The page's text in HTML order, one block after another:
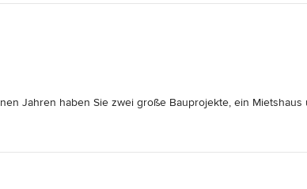
Jahren haben Sie zwei große Bauprojekte, ein Mietshaus
Sie immer in Einklang mit einem modernen und
Gestaltung der Aussenbereiche und der Gärten haben
immer wieder auf das Neue.
Detail gerade die anspruchsvollen Themen zu einem sehr